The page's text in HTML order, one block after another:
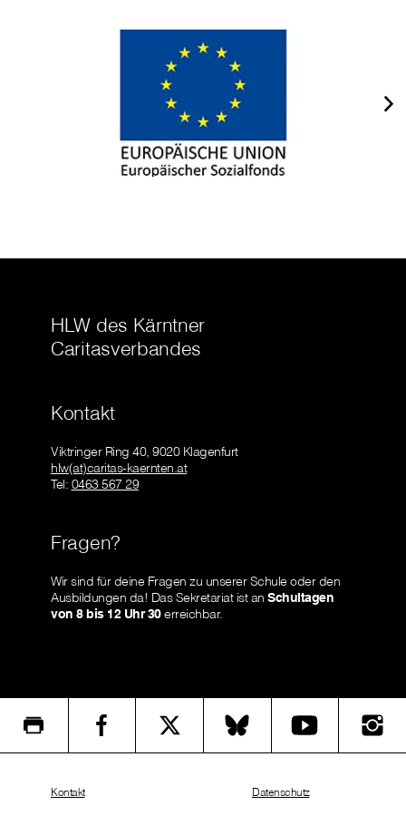
HLW des Kärntner
Caritasverbandes
Kontakt
Viktringer Ring 40, 9020 Klagenfurt
hlw(at)caritas-kaernten.at
Tel: 0463 567 29
Fragen?
Wir sind für deine Fragen zu unserer Schule oder den
Ausbildungen da! Das Sekretariat ist an Schultagen
von 8 bis 12 Uhr 30erreichbar.
Kontakt Datenschutz